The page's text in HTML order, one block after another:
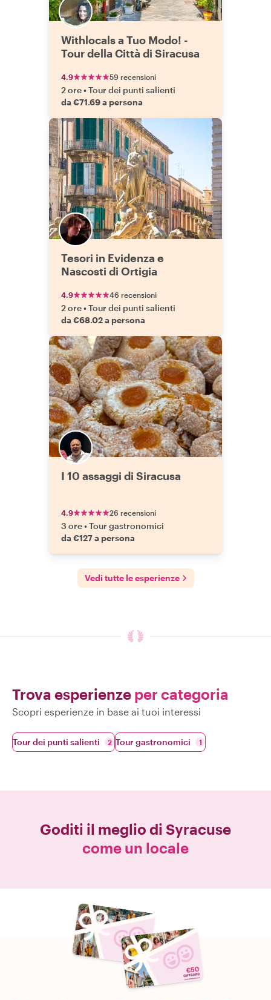
Withlocals a Tuo Modo! -
Tour della Città di Siracusa
4.9 59 recensioni
2 ore•Tour dei punti salienti
da €71.69 a persona
Tesori in Evidenza e
Nascosti di Ortigia
4.9 46 recensioni
2 ore•Tour dei punti salienti
da €68.02 a persona
I 10 assaggi di Siracusa
4.9 26 recensioni
3 ore•Tour gastronomici
da €127 a persona
Vedi tutte le esperienze
Trova esperienze per categoria
Scopri esperienze in base ai tuoi interessi
Tour dei punti salienti 2 Tour gastronomici 1
Goditi il meglio di Syracuse
come un locale